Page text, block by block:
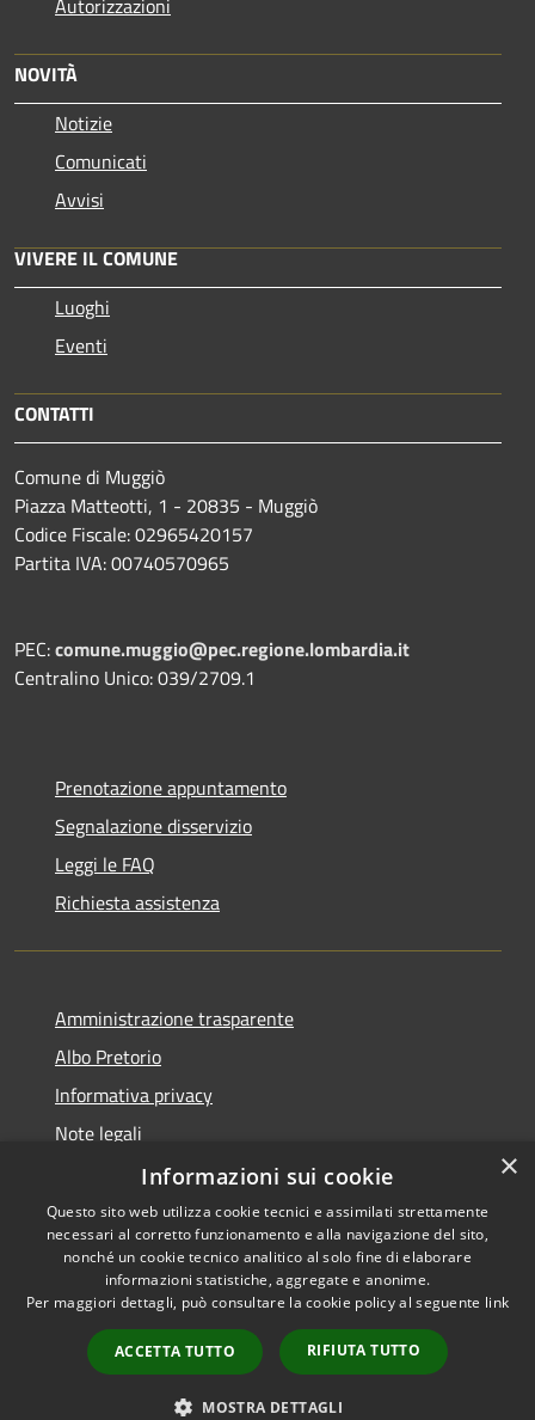
Autorizzazioni
NOVITÀ
Notizie
Comunicati
Avvisi
VIVERE IL COMUNE
Luoghi
Eventi
CONTATTI
Comune di Muggiò
Piazza Matteotti, 1 - 20835 - Muggiò
Codice Fiscale: 02965420157
Partita IVA: 00740570965
PEC:comune.muggio@pec.regione.lombardia.it
Centralino Unico: 039/2709.1
Prenotazione appuntamento
Segnalazione disservizio
Leggi le FAQ
Richiesta assistenza
Amministrazione trasparente
Albo Pretorio
Informativa privacy
Note legali
Dichiarazione di accessibilità
RSS
Accessibilità
Copyright © 2026 • Comune di
Municipium•
Accesso
redazione
×
Informazioni sui cookie
Questo sito web utilizza cookie tecnici e assimilati strettamente
necessari al corretto funzionamento e alla navigazione del sito,
nonché un cookie tecnico analitico al solo fine di elaborare
informazioni statistiche, aggregate e anonime.
Per maggiori dettagli, può consultare la cookie policy al seguente link
ACCETTA TUTTO RIFIUTA TUTTO
MOSTRA DETTAGLI